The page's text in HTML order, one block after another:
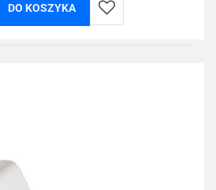
DO KOSZYKA
Do